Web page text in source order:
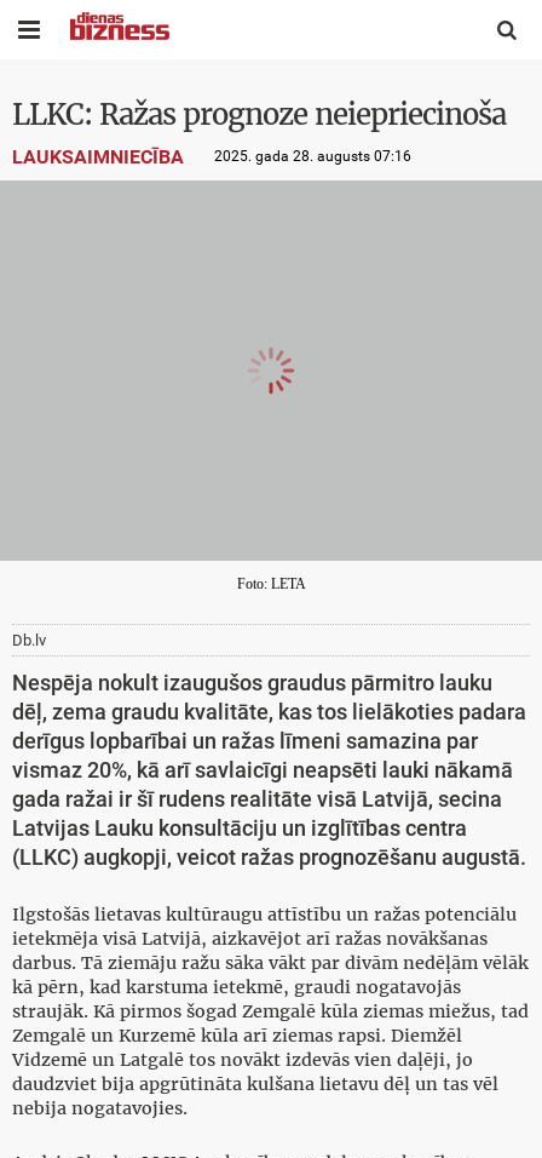
 
LLKC: Ražas prognoze neiepriecinoša
LAUKSAIMNIECĪBA 2025. gada 28. augusts 07:16
Foto: LETA
Db.lv
Nespēja nokult izaugušos graudus pārmitro lauku
dēļ, zema graudu kvalitāte, kas tos lielākoties padara
derīgus lopbarībai un ražas līmeni samazina par
vismaz 20%, kā arī savlaicīgi neapsēti lauki nākamā
gada ražai ir šī rudens realitāte visā Latvijā, secina
Latvijas Lauku konsultāciju un izglītības centra
(LLKC) augkopji, veicot ražas prognozēšanu augustā.
Ilgstošās lietavas kultūraugu attīstību un ražas potenciālu
ietekmēja visā Latvijā, aizkavējot arī ražas novākšanas
darbus. Tā ziemāju ražu sāka vākt par divām nedēļām vēlāk
kā pērn, kad karstuma ietekmē, graudi nogatavojās
straujāk. Kā pirmos šogad Zemgalē kūla ziemas miežus, tad
Zemgalē un Kurzemē kūla arī ziemas rapsi. Diemžēl
Vidzemē un Latgalē tos novākt izdevās vien daļēji, jo
daudzviet bija apgrūtināta kulšana lietavu dēļ un tas vēl
nebija nogatavojies.